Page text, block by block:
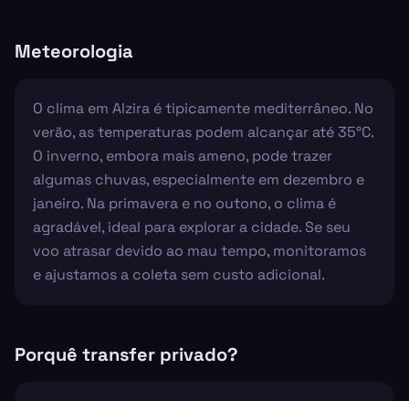
Meteorologia
O clima em Alzira é tipicamente mediterrâneo. No
verão, as temperaturas podem alcançar até 35°C.
O inverno, embora mais ameno, pode trazer
algumas chuvas, especialmente em dezembro e
janeiro. Na primavera e no outono, o clima é
agradável, ideal para explorar a cidade. Se seu
voo atrasar devido ao mau tempo, monitoramos
e ajustamos a coleta sem custo adicional.
Porquê transfer privado?